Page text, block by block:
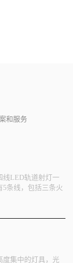
和服务
线LED轨道射灯一
条线，包括三条火
度集中的灯具，光